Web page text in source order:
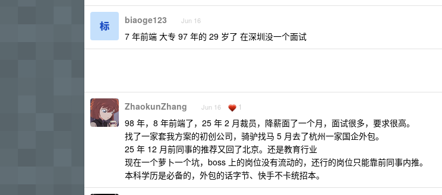
biaoge123 Jun 16
7 年前端 大专 97 年的 29 岁了 在深圳没一个面试
ZhaokunZhang Jun 16 1
98 年，8 年前端了，25 年 2 月裁员，降薪面了一个月，面试很多，要求很高。
找了一家套我方案的初创公司，骑驴找马 5 月去了杭州一家国企外包。
25 年 12 月前同事的推荐又回了北京。还是教育行业
现在一个萝卜一个坑，boss 上的岗位没有流动的，还行的岗位只能靠前同事内推。
本科学历是必备的，外包的话字节、快手不卡统招本。